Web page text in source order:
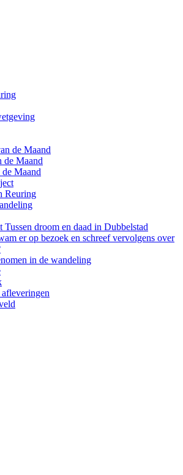
de Maand
de Maand
Maand
Reuring
Tussen droom en daad in Dubbelstad
er op bezoek en schreef vervolgens over
in de wandeling